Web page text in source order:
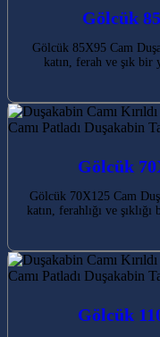
Gölcük
Gölcük 85X95 Cam
katın, ferah ve şık bir
Gölcük
Gölcük 70X125 Cam
katın, ferahlığı ve
Gölcük